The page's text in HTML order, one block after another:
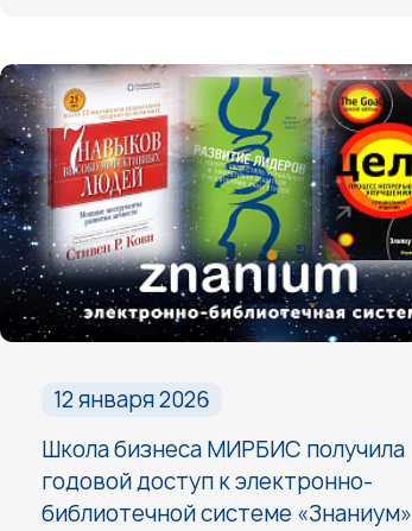
12 января 2026
Школа бизнеса МИРБИС получила
годовой доступ к электронно-
библиотечной системе «Знаниум»